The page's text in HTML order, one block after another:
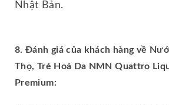
Nhật Bản.
8. Đánh giá của khách hàng về
Thọ, Trẻ Hoá Da NMN Quattro
Premium: